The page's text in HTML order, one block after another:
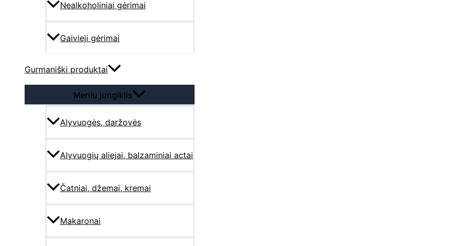
Nealkoholiniai gėrimai
Gaivieji gėrimai
Gurmaniški produktai
Meniu jungiklis
Alyvuogės, daržovės
Alyvuogių aliejai, balzaminiai actai
Čatniai, džemai, kremai
Makaronai